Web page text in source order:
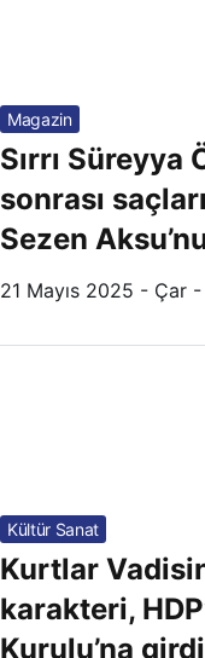
Magazin
Sırrı Süreyya
sonrası
Sezen
çıktı
21 Mayıs 2025 - Çar
Kültür Sanat
Kurtlar
karakteri,
Kurulu’na girdi